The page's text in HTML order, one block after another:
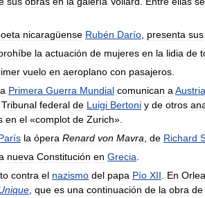
nicaragüense Rubén Darío presenta sus
la actuación de mujeres en la lidia de
vuelo en aeroplano con pasajeros
Primera Guerra Mundial comunican a Austria
Tribunal federal de Luigi Bertoni y de otros
en el «complot de Zurich».
la ópera Renard von Mavra de Richard
nueva Constitución en Grecia
contra el nazismo del papa Pío XII En
que es una continuación de la obra de